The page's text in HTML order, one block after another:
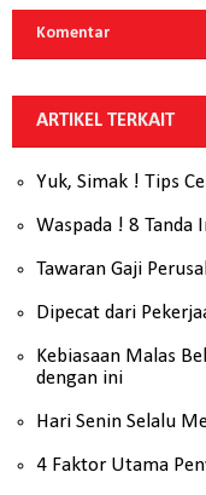
Komentar
ARTIKEL TERKAIT
Yuk, Simak ! Tips
Waspada ! 8 Tanda
Tawaran Gaji
Dipecat dari
Kebiasaan Malas
dengan ini
Hari Senin Selalu
4 Faktor Utama